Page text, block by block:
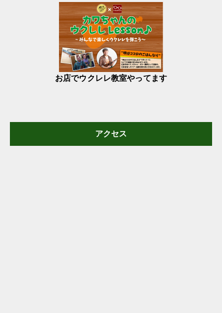
お店でウクレレ教室やってます
アクセス